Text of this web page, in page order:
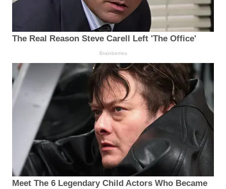
The Real Reason Steve Carell Left 'The Office'
Brainberries
Meet The 6 Legendary Child Actors Who Became